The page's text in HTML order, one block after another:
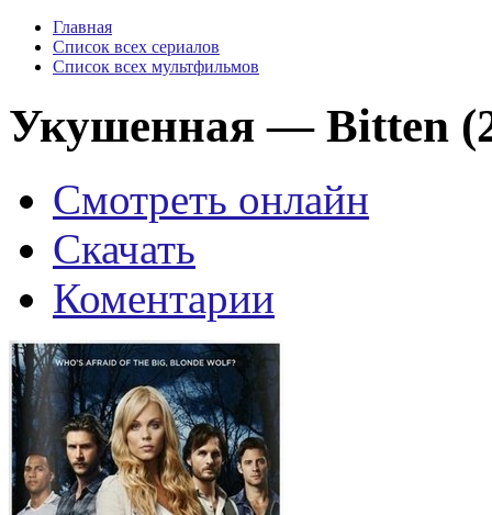
Главная
Список всех сериалов
Список всех мультфильмов
Укушенная — Bitten
Смотреть онлайн
Скачать
Коментарии